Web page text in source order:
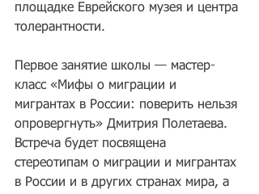
площадке Еврейского музея и центра
толерантности.
Первое занятие школы — мастер-
класс «Мифы о миграции и
мигрантах в России: поверить нельзя
опровергнуть» Дмитрия Полетаева.
Встреча будет посвящена
стереотипам о миграции и мигрантах
в России и в других странах мира, а